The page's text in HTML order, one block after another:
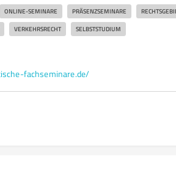
ONLINE-SEMINARE PRÄSENZSEMINARE
VERKEHRSRECHT SELBSTSTUDIUM
fachseminare.de/